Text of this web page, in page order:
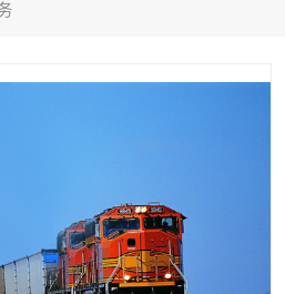
蒙古乌兰巴